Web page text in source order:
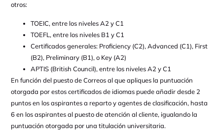
otros:
TOEIC, entre los niveles A2 y C1
TOEFL, entre los niveles B1 y C1
Certificados generales: Proficiency (C2), Advanced (C1), First
(B2), Preliminary (B1), o Key (A2)
APTIS (British Council), entre los niveles A2 y C1
En función del puesto de Correos al que apliques la puntuación
otorgada por estos certificados de idiomas puede añadir desde 2
puntos en los aspirantes a reparto y agentes de clasificación, hasta
6 en los aspirantes al puesto de atención al cliente, igualando la
puntuación otorgada por una titulación universitaria.